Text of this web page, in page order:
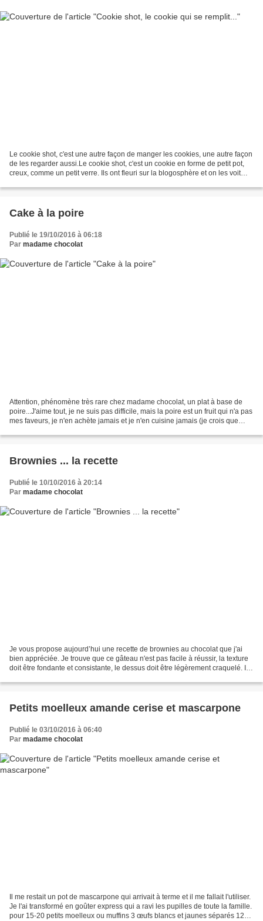
Le cookie shot, c'est une autre façon de manger les cookies, une autre façon
de les regarder aussi.Le cookie shot, c'est un cookie en forme de petit pot,
creux, comme un petit verre. Ils ont fleuri sur la blogosphère et on les voit
Cake à la poire
Publié le 19/10/2016 à 06:18
Par madame chocolat
Attention, phénomène très rare chez madame chocolat, un plat à base de
poire...J'aime tout, je ne suis pas difficile, mais la poire est un fruit qui n'a pas
mes faveurs, je n'en achète jamais et je n'en cuisine jamais (je crois que
Brownies ... la recette
Publié le 10/10/2016 à 20:14
Par madame chocolat
Je vous propose aujourd’hui une recette de brownies au chocolat que j'ai
bien appréciée. Je trouve que ce gâteau n'est pas facile à réussir, la texture
doit être fondante et consistante, le dessus doit être légèrement craquelé. Il
Petits moelleux amande cerise et mascarpone
Publié le 03/10/2016 à 06:40
Par madame chocolat
Il me restait un pot de mascarpone qui arrivait à terme et il me fallait l'utiliser.
Je l'ai transformé en goûter express qui a ravi les pupilles de toute la famille.
pour 15-20 petits moelleux ou muffins 3 œufs blancs et jaunes séparés 125